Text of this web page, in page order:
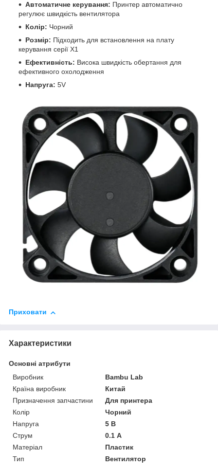
Автоматичне керування: Принтер автоматично
регулює швидкість вентилятора
Колір: Чорний
Розмір: Підходить для встановлення на плату
керування серії X1
Ефективність: Висока швидкість обертання для
ефективного охолодження
Напруга: 5V
Приховати
Характеристики
Основні атрибути
Виробник
Bambu Lab
Країна виробник
Китай
Призначення запчастини
Для принтера
Колір
Чорний
Напруга
5 В
Струм
0.1 А
Матеріал
Пластик
Тип
Вентилятор